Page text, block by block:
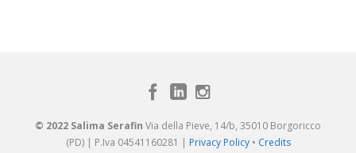
© 2022 Salima Serafin Via della Pieve, 14/b, 35010 Borgoricco
(PD) | P.Iva 04541160281 | Privacy Policy• Credits